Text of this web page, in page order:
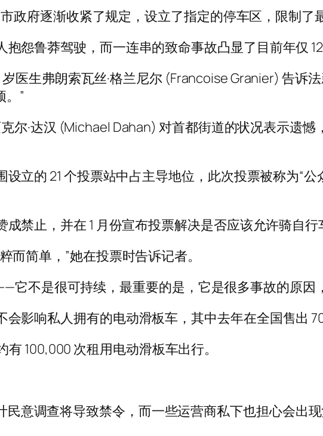
政府逐渐收紧了规定，设立了指定的停车区，限制了
怨鲁莽驾驶，而一连串的致命事故凸显了目前年仅
医生弗朗索瓦丝·格兰尼尔 (Francoise Granier) 告诉
。”
尔·达汉 (Michael Dahan) 对首都街道的状况表示遗
立的 21 个投票站中占主导地位，此次投票被称为“公
禁止，并在 1 月份宣布投票解决是否应该允许骑自行
而简单，”她在投票时告诉记者。
它不是很可持续，最重要的是，它是很多事故的原因
影响私人拥有的电动滑板车，其中去年在全国售出 70
100,000 次租用电动滑板车出行。
民意调查将导致禁令，而一些运营商私下也担心会出